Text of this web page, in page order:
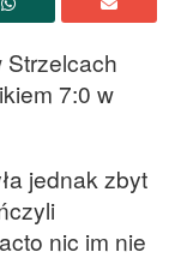
Strzelcach
7:0 w
jednak zbyt
nic im nie